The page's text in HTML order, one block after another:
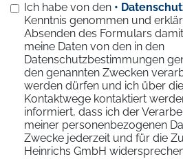
Ich habe von den •
Kenntnis genommen und
Absenden des Formulars
meine Daten von den in den
Datenschutzbestimmungen
den genannten Zwecken
werden dürfen und ich über
Kontaktwege kontaktiert
informiert, dass ich der
meiner personenbezogenen
Zwecke jederzeit und für die
Heinrichs GmbH